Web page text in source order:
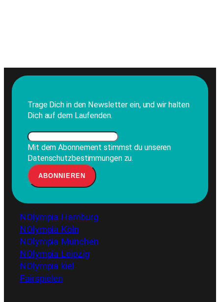
Trage Dich in den Newsletter ein, und wir halten
Dich auf dem Laufenden.
Mit dem Abonnement stimmst du unseren
Datenschutzbestimmungen zu.
NOlympia Hamburg
NOlympia Köln
NOlympia München
NOlympia Leipzig
NOlympia kiel
Fairspielen